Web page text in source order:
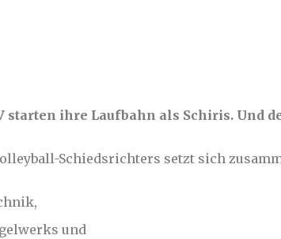
starten ihre Laufbahn als Schiris. Und
Schiedsrichters setzt sich
und